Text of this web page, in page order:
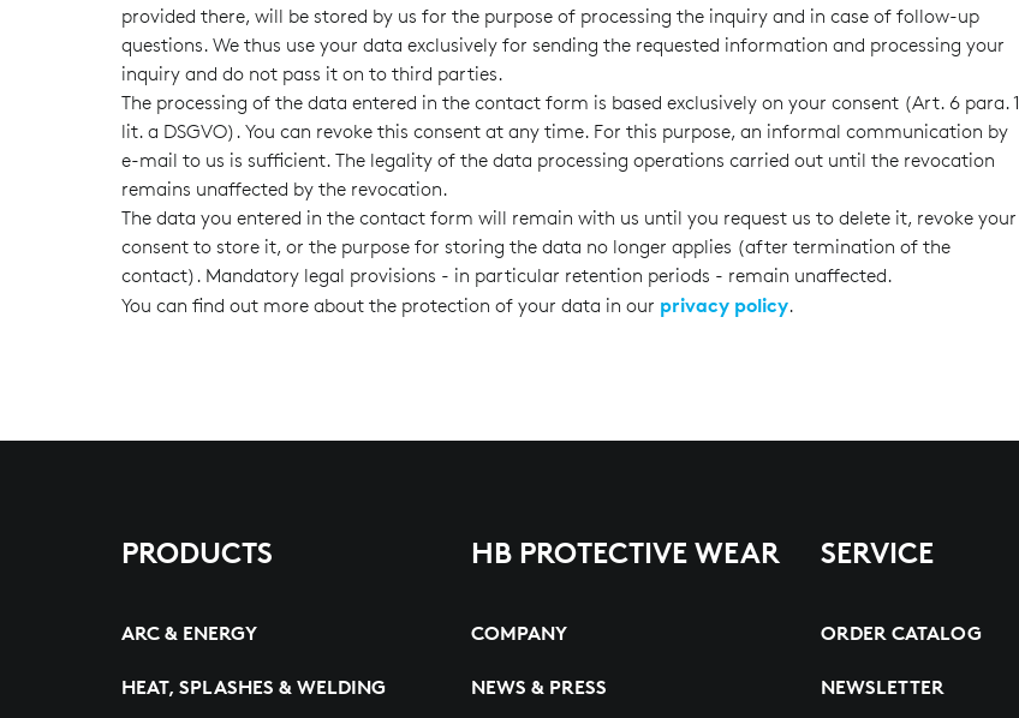
provided there, will be stored by us for the purpose of processing the inquiry and in case of follow-up
questions. We thus use your data exclusively for sending the requested information and processing your
inquiry and do not pass it on to third parties.
The processing of the data entered in the contact form is based exclusively on your consent (Art. 6 para. 1
lit. a DSGVO). You can revoke this consent at any time. For this purpose, an informal communication by
e-mail to us is sufficient. The legality of the data processing operations carried out until the revocation
remains unaffected by the revocation.
The data you entered in the contact form will remain with us until you request us to delete it, revoke your
consent to store it, or the purpose for storing the data no longer applies (after termination of the
contact). Mandatory legal provisions - in particular retention periods - remain unaffected.
You can find out more about the protection of your data in our privacy policy.
PRODUCTS
ARC & ENERGY
HEAT, SPLASHES & WELDING
HB PROTECTIVE WEAR
COMPANY
NEWS & PRESS
SERVICE
ORDER CATALOG
NEWSLETTER